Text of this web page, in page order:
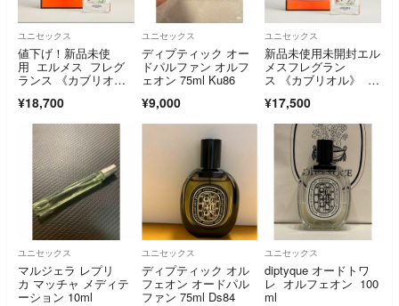
ユニセックス
値下げ！新品未使
用 エルメス フレグ
ランス 《カブリオ
¥18,700
ユニセックス
ディプティック オー
ドパルファン オルフ
ェオン 75ml Ku86
¥9,000
ユニセックス
新品未使用未開封エル
メスフレグラン
ス 《カブリオル》 50
¥17,500
ユニセックス
マルジェラ レプリ
カ マッチャ メディテ
ーション 10ml
ユニセックス
ディプティック オル
フェオン オードパル
ファン 75ml Ds84
ユニセックス
diptyque オードトワ
レ オルフェオン 100
ml